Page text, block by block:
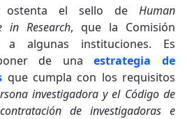
ostenta el sello de Human
in Research, que la Comisión
a algunas instituciones. Es
de unaestrategia de
que cumpla con los requisitos
investigadora y el Código de
de investigadoras e